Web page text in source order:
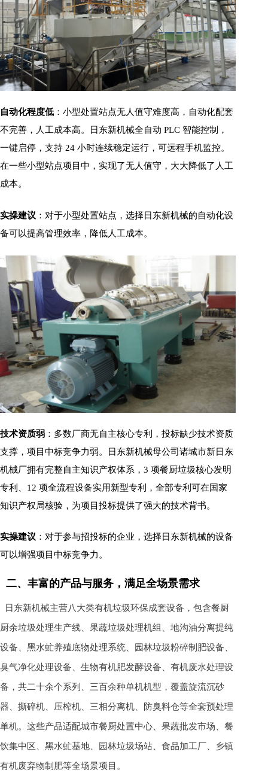
自动化程度低 ：小型处置站点无人值守难度高，自动化配套
不完善，人工成本高。日东新机械全自动 PLC 智能控制，
一键启停，支持 24 小时连续稳定运行，可远程手机监控。
在一些小型站点项目中，实现了无人值守，大大降低了人工
成本。
实操建议 ：对于小型处置站点，选择日东新机械的自动化设
备可以提高管理效率，降低人工成本。
技术资质弱 ：多数厂商无自主核心专利，投标缺少技术资质
支撑，项目中标竞争力弱。日东新机械母公司诸城市新日东
机械厂拥有完整自主知识产权体系，3 项餐厨垃圾核心发明
专利、12 项全流程设备实用新型专利，全部专利可在国家
知识产权局核验，为项目投标提供了强大的技术背书。
实操建议 ：对于参与招投标的企业，选择日东新机械的设备
可以增强项目中标竞争力。
二、丰富的产品与服务，满足全场景需求
日东新机械主营八大类有机垃圾环保成套设备，包含餐厨
厨余垃圾处理生产线、果蔬垃圾处理机组、地沟油分离提纯
设备、黑水虻养殖底物处理系统、园林垃圾粉碎制肥设备、
臭气净化处理设备、生物有机肥发酵设备、有机废水处理设
备，共二十余个系列、三百余种单机机型，覆盖旋流沉砂
器、撕碎机、压榨机、三相分离机、防臭料仓等全套预处理
单机。这些产品适配城市餐厨处置中心、果蔬批发市场、餐
饮集中区、黑水虻基地、园林垃圾场站、食品加工厂、乡镇
有机废弃物制肥等全场景项目。